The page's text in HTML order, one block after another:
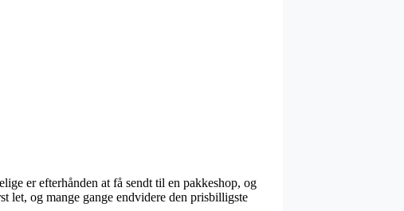
er efterhånden at få sendt til en pakkeshop, og
let, og mange gange endvidere den prisbilligste